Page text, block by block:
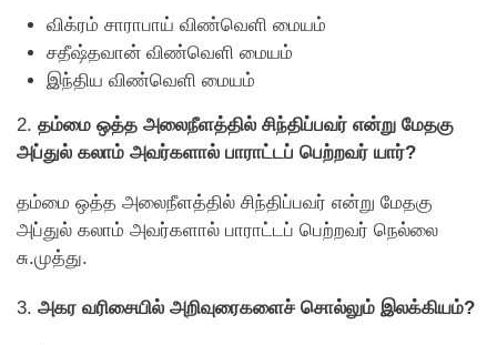
விக்ரம் சாராபாய் விண்வெளி மையம்
சதீஷ்தவான் விண்வெளி மையம்
இந்திய விண்வெளி மையம்
2. தம்மை ஒத்த அலைநீளத்தில் சிந்திப்பவர் என்று மேதகு
அப்துல் கலாம் அவர்களால் பாராட்டப் பெற்றவர் யார்?
தம்மை ஒத்த அலைநீளத்தில் சிந்திப்பவர் என்று மேதகு
அப்துல் கலாம் அவர்களால் பாராட்டப் பெற்றவர் நெல்லை
சு.முத்து.
3. அகர வரிசையில் அறிவுரைகளைச் சொல்லும் இலக்கியம்?